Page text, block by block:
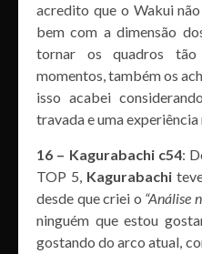
acredito que o Wakui
bem com a dimensão
tornar os quadros tão
momentos, também os
isso acabei
travada e uma experiência
16 – Kagurabachi c54:
TOP 5, Kagurabachi
desde que criei o “Análise
ninguém que estou
gostando do arco atual,